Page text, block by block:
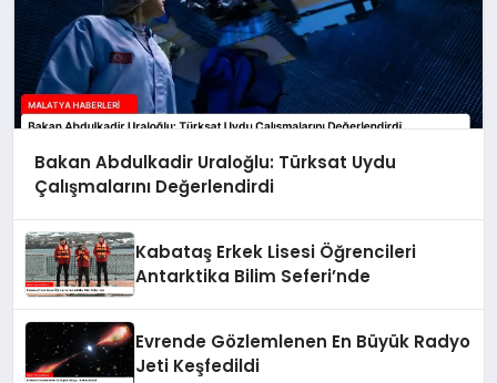
Bakan Abdulkadir Uraloğlu: Türksat Uydu
Çalışmalarını Değerlendirdi
Kabataş Erkek Lisesi Öğrencileri
Antarktika Bilim Seferi’nde
Evrende Gözlemlenen En Büyük Radyo
Jeti Keşfedildi